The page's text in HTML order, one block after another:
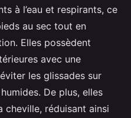
à l’eau et respirants, ce
au sec tout en
Elles possèdent
avec une
les glissades sur
De plus, elles
réduisant ainsi